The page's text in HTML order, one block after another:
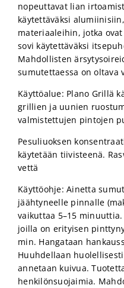
nopeuttavat lian
käytettäväksi
materiaaleihin, jotka
sovi käytettäväksi
Mahdollisten
sumutettaessa on oltava
Käyttöalue: Plano Grillä
grillien ja uunien
valmistettujen pintojen
Pesuliuoksen
käytetään tiivisteenä.
vettä
Käyttöohje: Ainetta
jäähtyneelle pinnalle
vaikuttaa 5–15
joilla on erityisen
min. Hangataan
Huuhdellaan
annetaan kuivua.
henkilönsuojaimia.